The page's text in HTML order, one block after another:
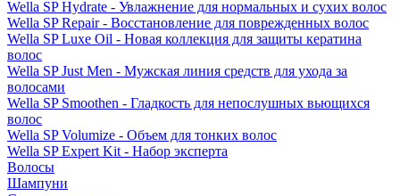
Wella SP Hydrate - Увлажнение для нормальных и сухих волос
Wella SP Repair - Восстановление для поврежденных волос
Wella SP Luxe Oil - Новая коллекция для защиты кератина
волос
Wella SP Just Men - Мужская линия средств для ухода за
волосами
Wella SP Smoothen - Гладкость для непослушных вьющихся
волос
Wella SP Volumize - Объем для тонких волос
Wella SP Expert Kit - Набор эксперта
Волосы
Шампуни